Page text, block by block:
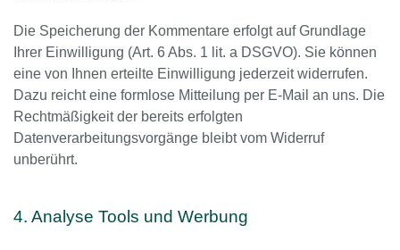
Die Speicherung der Kommentare erfolgt auf Grundlage
Ihrer Einwilligung (Art. 6 Abs. 1 lit. a DSGVO). Sie können
eine von Ihnen erteilte Einwilligung jederzeit widerrufen.
Dazu reicht eine formlose Mitteilung per E-Mail an uns. Die
Rechtmäßigkeit der bereits erfolgten
Datenverarbeitungsvorgänge bleibt vom Widerruf
unberührt.
4. Analyse Tools und Werbung